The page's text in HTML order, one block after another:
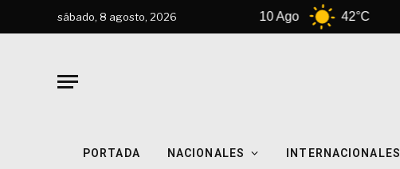
sábado, 8 agosto, 2026
9 Ago 42°C 42°C
PORTADA NACIONALES INTERNACIONALES